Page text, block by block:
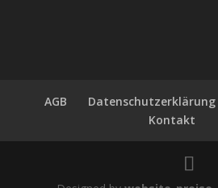
AGB Datenschutzerklärung
Kontakt